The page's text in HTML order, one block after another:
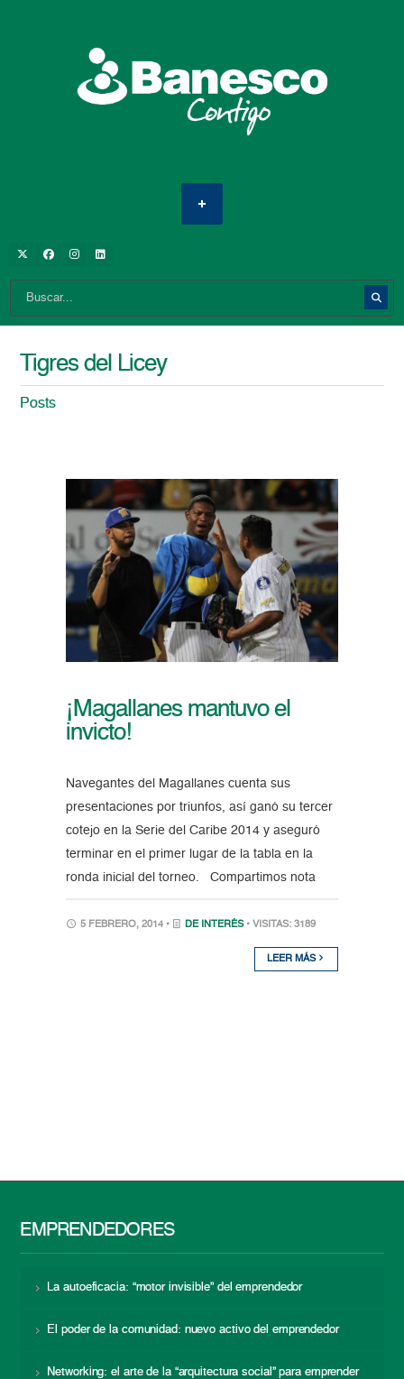
Tigres del Licey
Posts
¡Magallanes mantuvo el
invicto!
Navegantes del Magallanes cuenta sus
presentaciones por triunfos, así ganó su tercer
cotejo en la Serie del Caribe 2014 y aseguró
terminar en el primer lugar de la tabla en la
ronda inicial del torneo. Compartimos nota
5 FEBRERO, 2014 • DE INTERÉS • VISITAS: 3189
LEER MÁS
EMPRENDEDORES
La autoeficacia: “motor invisible” del emprendedor
El poder de la comunidad: nuevo activo del emprendedor
Networking: el arte de la “arquitectura social” para emprender